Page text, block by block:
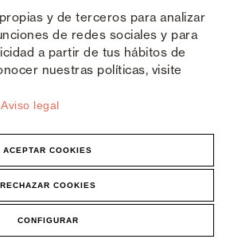
y de terceros para analizar
de redes sociales y para
a partir de tus hábitos de
nuestras políticas, visite
Aviso legal
ACEPTAR COOKIES
RECHAZAR COOKIES
CONFIGURAR
Política de privacidade Aviso Legal Cookies